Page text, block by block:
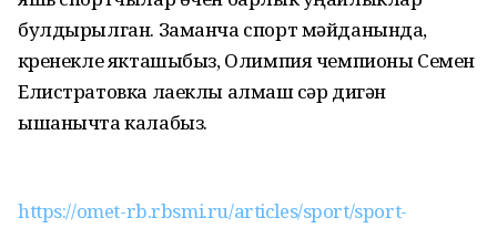
булдырылган. Заманча спорт мәйданында,
күренекле якташыбыз, Олимпия чемпионы Семен
Елистратовка лаеклы алмаш үсәр дигән
ышанычта калабыз.
https://omet-rb.rbsmi.ru/articles/sport/sport-